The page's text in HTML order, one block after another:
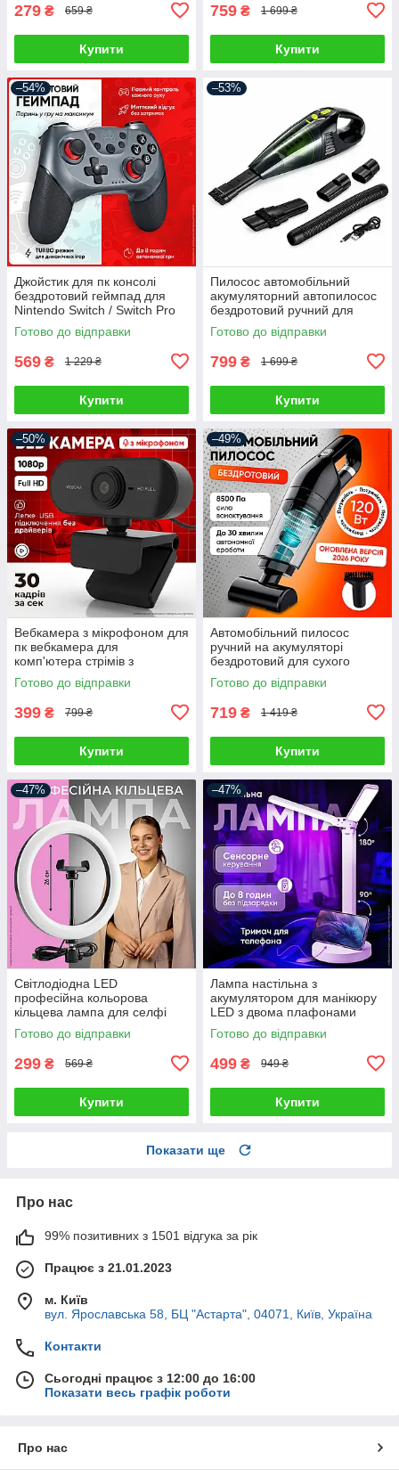
279 ₴ 659 ₴
Купити
759 ₴ 1 699 ₴
Купити
–54%
Джойстик для пк консолі
бездротовий геймпад для
Nintendo Switch / Switch Pro
Android Windows PC
контролер ігровий джойстік
Готово до відправки
569 ₴ 1 229 ₴
Купити
–53%
Пилосос автомобільний
акумуляторний автопилосос
бездротовий ручний для
сухого та вологого
прибирання міні
Готово до відправки
799 ₴ 1 699 ₴
Купити
–50%
Вебкамера з мікрофоном для
пк вебкамера для
комп'ютера стрімів з
автофокусом вебка full hd
1920 x 1080
Готово до відправки
399 ₴ 799 ₴
Купити
–49%
Автомобільний пилосос
ручний на акумуляторі
бездротовий для сухого
прибирання автопилосос для
салону автомобіля з
Готово до відправки
719 ₴ 1 419 ₴
Купити
–47%
Світлодіодна LED
професійна кольорова
кільцева лампа для селфі
блогерів предметної зйомки
26 см для фото і відео
Готово до відправки
299 ₴ 569 ₴
Купити
–47%
Лампа настільна з
акумулятором для манікюру
LED з двома плафонами
підставкою для телефону
сенсорним керуванням 3
Готово до відправки
499 ₴ 949 ₴
Купити
Показати ще
Про нас
99% позитивних з 1501 відгука за рік
Працює з 21.01.2023
м. Київ
вул. Ярославська 58, БЦ "Астарта", 04071, Київ, Україна
Контакти
Сьогодні працює з 12:00 до 16:00
Показати весь графік роботи
Про нас